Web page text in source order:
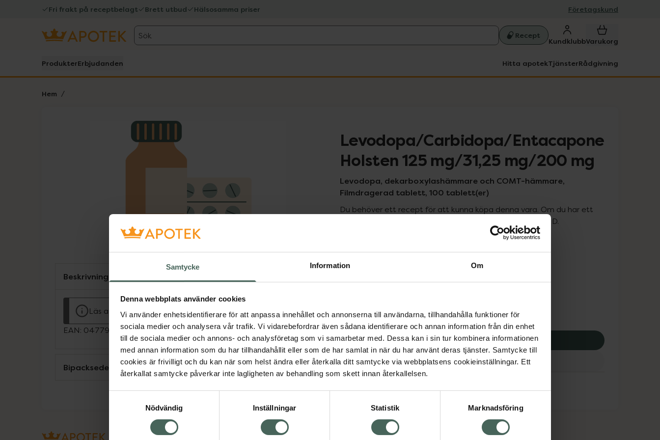
Samtycke Information Om
Denna webbplats använder cookies
Vi använder enhetsidentifierare för att anpassa innehållet och annonserna till användarna, tillhandahålla funktioner för
sociala medier och analysera vår trafik. Vi vidarebefordrar även sådana identifierare och annan information från din enhet
till de sociala medier och annons- och analysföretag som vi samarbetar med. Dessa kan i sin tur kombinera informationen
med annan information som du har tillhandahållit eller som de har samlat in när du har använt deras tjänster. Samtycke till
cookies är frivilligt och du kan när som helst ändra eller återkalla ditt samtycke via webbplatsens cookieinställningar. Ett
återkallat samtycke påverkar inte lagligheten av behandling som skett innan återkallelsen.
Nödvändig
Inställningar Statistik Marknadsföring
Fri frakt på receptbelagt Brett utbud Hälsosamma priser Företagskund
Sök Recept
KundklubbVarukorg
ProdukterErbjudanden Hitta apotekTjänsterRådgivning
Hem
Lista: . Innehåller 1 objekt.
Levodopa/Carbidopa/Entacapone
Holsten 125 mg/31,25 mg/200 mg
Levodopa, dekarboxylashämmare och COMT-hämmare,
Filmdragerad tablett, 100 tablett(er)
Du behöver ett recept för att kunna köpa denna vara. Om du har ett
recept kan du handla genom att logga in med ditt bank-ID.
Pris med recept
Högkostnadsskyddet gäller
800,78 kr
I apotek:800,78 kr
Köp via ditt recept
Aktuella erbjudanden
Beskrivning
Läs alltid bipacksedeln innan användning.
EAN: 04779028553060
Bipacksedel från FASS Visa
Om recept och läkemedel